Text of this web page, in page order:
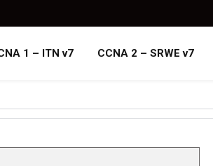
1 – ITN v7 CCNA 2 – SRWE v7